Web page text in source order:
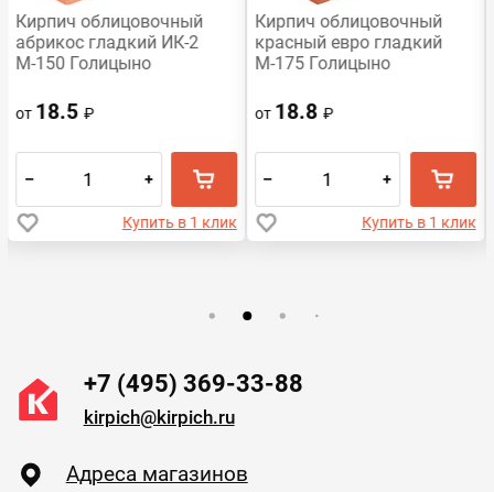
Кирпич облицовочный
абрикос гладкий ИК-2
М-150 Голицыно
от 18.5₽
– +
Купить в 1 клик
Кирпич облицовочный
красный евро гладкий
М-175 Голицыно
от 18.8₽
– +
Купить в 1 клик
+7 (495) 369-33-88
kirpich@kirpich.ru
Адреса магазинов